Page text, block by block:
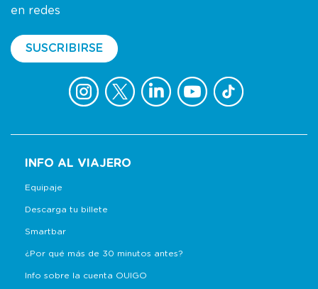
en redes
SUSCRIBIRSE
INFO AL VIAJERO
Equipaje
Descarga tu billete
Smartbar
¿Por qué más de 30 minutos antes?
Info sobre la cuenta OUIGO